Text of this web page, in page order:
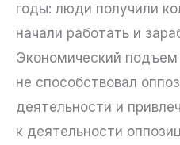
годы: люди получили
начали работать и
Экономический
не способствовал
деятельности и
к деятельности